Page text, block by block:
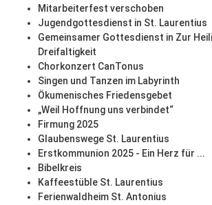
Mitarbeiterfest verschoben
Jugendgottesdienst in St. Laurentius
Gemeinsamer Gottesdienst in Zur
Dreifaltigkeit
Chorkonzert CanTonus
Singen und Tanzen im Labyrinth
Ökumenisches Friedensgebet
„Weil Hoffnung uns verbindet“
Firmung 2025
Glaubenswege St. Laurentius
Erstkommunion 2025 - Ein Herz für ...
Bibelkreis
Kaffeestüble St. Laurentius
Ferienwaldheim St. Antonius